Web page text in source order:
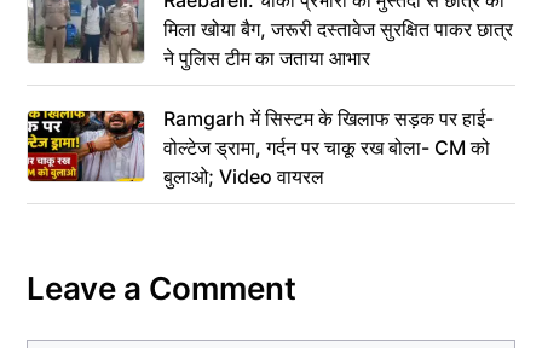
मिला खोया बैग, जरूरी दस्तावेज सुरक्षित पाकर छात्र
ने पुलिस टीम का जताया आभार
Ramgarh में सिस्टम के खिलाफ सड़क पर हाई-
वोल्टेज ड्रामा, गर्दन पर चाकू रख बोला- CM को
बुलाओ; Video वायरल
Leave a Comment